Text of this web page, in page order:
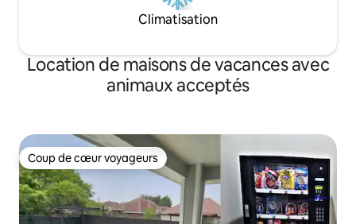
Climatisation
Location de maisons de vacances avec
animaux acceptés
Coup de cœur voyageurs
Coup de cœur voyageurs